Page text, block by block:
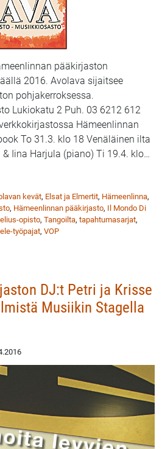
pääkirjaston
2016. Avolava sijaitsee
pohjakerroksessa.
Lukiokatu 2 Puh. 03 6212 612
Hämeenlinnan
To 31.3. klo 18 Venäläinen ilta
Iina Harjula (piano) Ti 19.4. klo…
kevät, Elsat ja Elmertit, Hämeenlinna,
, Hämeenlinnan pääkirjasto, Il Mondo Di
opisto, Tangoilta, tapahtumasarjat,
työpajat, VOP
DJ:t Petri ja Krisse
Musiikin Stagella